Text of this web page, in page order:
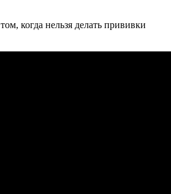
когда нельзя делать прививки